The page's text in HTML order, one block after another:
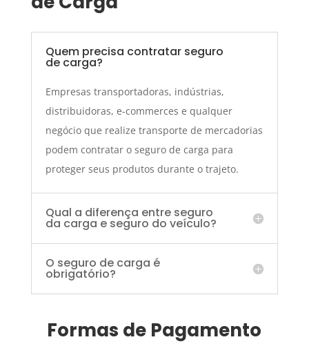
Quem precisa contratar seguro
de carga?
Empresas transportadoras, indústrias,
distribuidoras, e-commerces e qualquer
negócio que realize transporte de mercadorias
podem contratar o seguro de carga para
proteger seus produtos durante o trajeto.
Qual a diferença entre seguro
da carga e seguro do veículo?
O seguro de carga é
obrigatório?
Formas de Pagamento